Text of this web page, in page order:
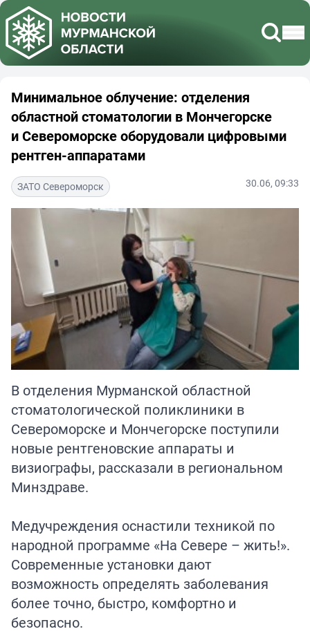
Минимальное облучение: отделения
областной стоматологии в Мончегорске
и Североморске оборудовали цифровыми
рентген-аппаратами
ЗАТО Североморск 30.06, 09:33
В отделения Мурманской областной
стоматологической поликлиники в
Североморске и Мончегорске поступили
новые рентгеновские аппараты и
визиографы, рассказали в региональном
Минздраве.
Медучреждения оснастили техникой по
народной программе «На Севере – жить!».
Современные установки дают
возможность определять заболевания
более точно, быстро, комфортно и
безопасно.